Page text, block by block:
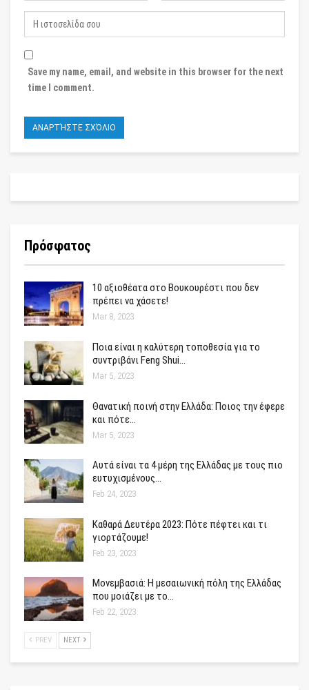
Save my name, email, and website in this browser for the next
time I comment.
Πρόσφατος
10 αξιοθέατα στο Βουκουρέστι που δεν
πρέπει να χάσετε!
Mar 8, 2023
Ποια είναι η καλύτερη τοποθεσία για το
συντριβάνι Feng Shui…
Mar 5, 2023
Θανατική ποινή στην Ελλάδα: Ποιος την έφερε
και πότε…
Mar 5, 2023
Αυτά είναι τα 4 μέρη της Ελλάδας με τους πιο
ευτυχισμένους…
Feb 24, 2023
Καθαρά Δευτέρα 2023: Πότε πέφτει και τι
γιορτάζουμε!
Feb 23, 2023
Μονεμβασιά: Η μεσαιωνική πόλη της Ελλάδας
που μοιάζει με το…
Feb 22, 2023
PREV NEXT